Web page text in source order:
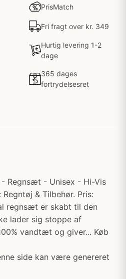
PrisMatch
Fri fragt over kr. 349
Hurtig levering 1-2
dage
365 dages
fortrydelsesret
- Regnsæt - Unisex - Hi-Vis
& Tilbehør. Pris:
regnsæt er skabt til den
lader sig stoppe af
vandtæt og giver... Køb
side kan være genereret